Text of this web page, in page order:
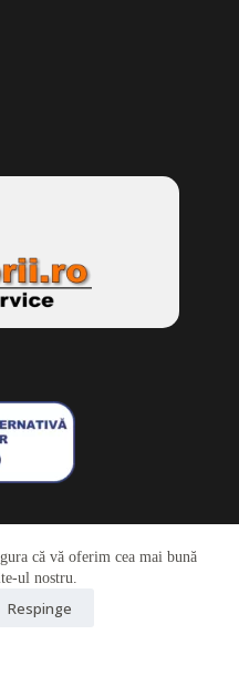
că vă oferim cea mai bună
ul nostru.
Respinge
powered by